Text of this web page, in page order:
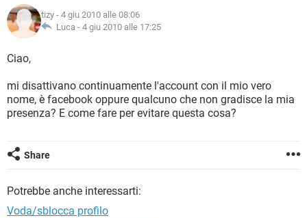
TIKTOK
HARDWARE
INSTAGRAM
TIKTOK
HARDWARE
INTRATTENIMENTO
iOS
INSTAGRAM
HARDWARE
COVID-19
INTRATTENIMENTO
iOS
INSTAGRAM WHATSAPP
TIKTOK FACEBOOK
GLOSSARIO
COVID-19
iOS WINDOWS 10
WHATSAPP
TIKTOK
tizy - 4 giu 2010 alle 08:06
Luca - 4 giu 2010 alle 17:25
Ciao,
mi disattivano continuamente l'account con il mio vero
nome, è facebook oppure qualcuno che non gradisce la mia
presenza? E come fare per evitare questa cosa?
Share
Potrebbe anche interessarti:
Voda/sblocca profilo